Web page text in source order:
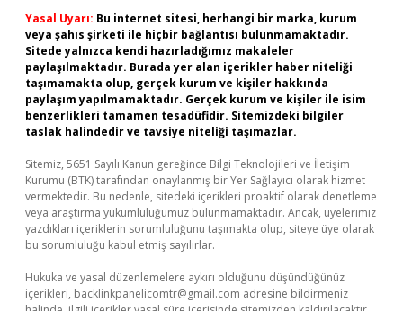
Yasal Uyarı: Bu internet sitesi, herhangi bir marka, kurum
veya şahıs şirketi ile hiçbir bağlantısı bulunmamaktadır.
Sitede yalnızca kendi hazırladığımız makaleler
paylaşılmaktadır. Burada yer alan içerikler haber niteliği
taşımamakta olup, gerçek kurum ve kişiler hakkında
paylaşım yapılmamaktadır. Gerçek kurum ve kişiler ile isim
benzerlikleri tamamen tesadüfidir. Sitemizdeki bilgiler
taslak halindedir ve tavsiye niteliği taşımazlar.
Sitemiz, 5651 Sayılı Kanun gereğince Bilgi Teknolojileri ve İletişim
Kurumu (BTK) tarafından onaylanmış bir Yer Sağlayıcı olarak hizmet
vermektedir. Bu nedenle, sitedeki içerikleri proaktif olarak denetleme
veya araştırma yükümlülüğümüz bulunmamaktadır. Ancak, üyelerimiz
yazdıkları içeriklerin sorumluluğunu taşımakta olup, siteye üye olarak
bu sorumluluğu kabul etmiş sayılırlar.
Hukuka ve yasal düzenlemelere aykırı olduğunu düşündüğünüz
içerikleri, backlinkpanelicomtr@gmail.com adresine bildirmeniz